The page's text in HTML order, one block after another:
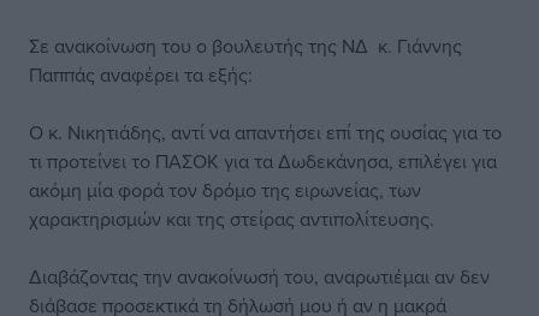
Σε ανακοίνωση του ο βουλευτής της ΝΔ κ. Γιάννης
Παππάς αναφέρει τα εξής:
Ο κ. Νικητιάδης, αντί να απαντήσει επί της ουσίας για το
τι προτείνει το ΠΑΣΟΚ για τα Δωδεκάνησα, επιλέγει για
ακόμη μία φορά τον δρόμο της ειρωνείας, των
χαρακτηρισμών και της στείρας αντιπολίτευσης.
Διαβάζοντας την ανακοίνωσή του, αναρωτιέμαι αν δεν
διάβασε προσεκτικά τη δήλωσή μου ή αν η μακρά